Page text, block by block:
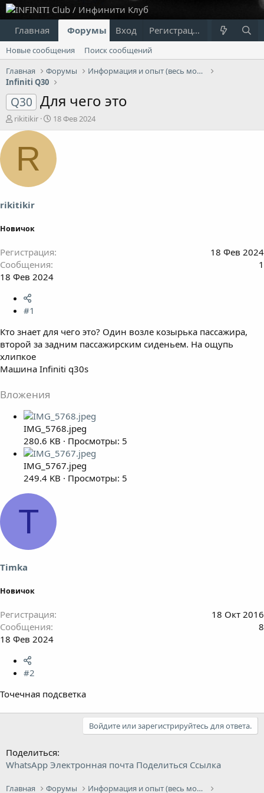
Главная Форумы Что нового?
Вход Регистрация
Новые сообщения
Поиск сообщений
Главная
Форумы
Информация и опыт (весь модельный ряд Infiniti)
Infiniti Q30
Q30 Для чего это
А
в
е
ы
rikitikir
Д
а
а
н
а
18 Фев 2024
R
rikitikir
Новичок
Регистрация
18 Фев 2024
Сообщения
1
18 Фев 2024
#1
Кто знает для чего это? Один возле козырька пассажира,
второй за задним пассажирским сиденьем. На ощупь
хлипкое
Машина Infiniti q30s
Вложения
IMG_5768.jpeg
280.6 KB · Просмотры: 5
IMG_5767.jpeg
249.4 KB · Просмотры: 5
T
Timka
Новичок
Регистрация
18 Окт 2016
Сообщения
8
18 Фев 2024
#2
Точечная подсветка
Войдите или зарегистрируйтесь для ответа.
Поделиться:
WhatsApp Электронная почта Поделиться Ссылка
Главная Форумы Информация и опыт (весь модельный ряд Infiniti)